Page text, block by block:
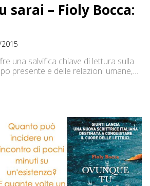
sarai – Fioly Bocca:
una salvifica chiave di lettura sulla
presente e delle relazioni umane,